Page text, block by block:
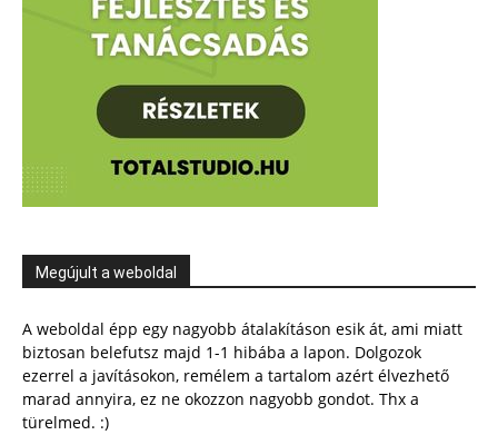
Megújult a weboldal
A weboldal épp egy nagyobb átalakításon esik át, ami miatt
biztosan belefutsz majd 1-1 hibába a lapon. Dolgozok
ezerrel a javításokon, remélem a tartalom azért élvezhető
marad annyira, ez ne okozzon nagyobb gondot. Thx a
türelmed. :)